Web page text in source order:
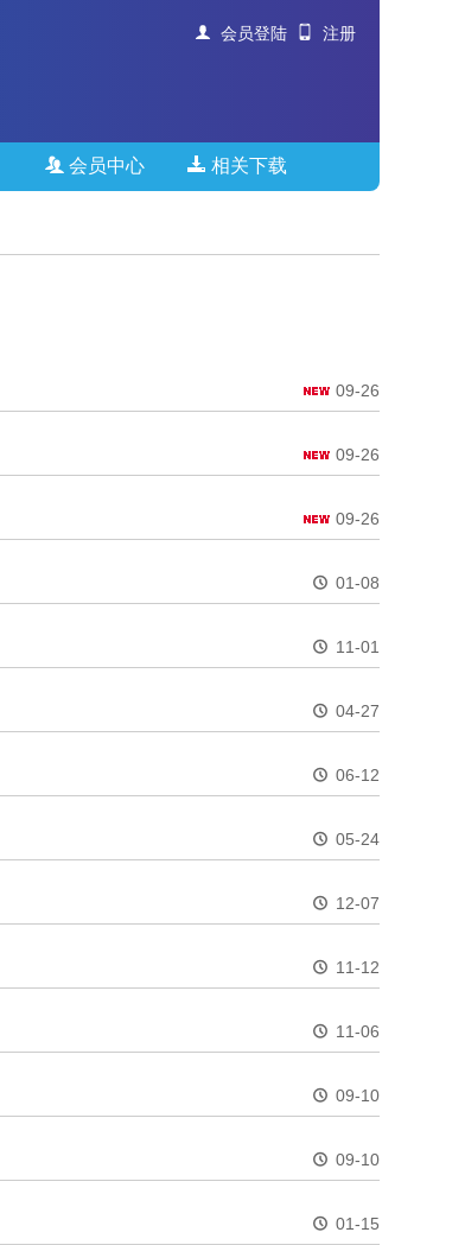
会员登陆 注册
会员中心 相关下载
09-26
09-26
09-26
01-08
11-01
04-27
06-12
05-24
12-07
11-12
11-06
09-10
09-10
01-15